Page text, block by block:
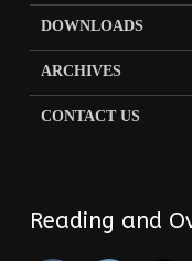
DOWNLOADS
ARCHIVES
CONTACT US
Reading and